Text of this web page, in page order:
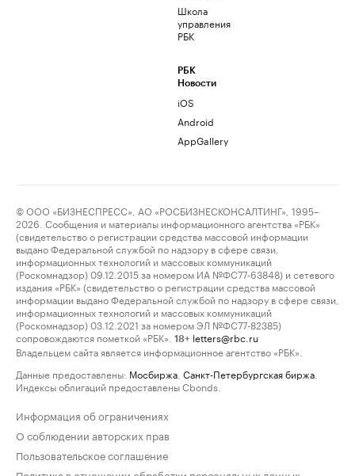
Школа
управления
РБК
РБК
Новости
iOS
Android
AppGallery
© ООО «БИЗНЕСПРЕСС», АО «РОСБИЗНЕСКОНСАЛТИНГ», 1995–
2026. Сообщения и материалы информационного агентства «РБК»
(свидетельство о регистрации средства массовой информации
выдано Федеральной службой по надзору в сфере связи,
информационных технологий и массовых коммуникаций
(Роскомнадзор) 09.12.2015 за номером ИА №ФС77-63848) и сетевого
издания «РБК» (свидетельство о регистрации средства массовой
информации выдано Федеральной службой по надзору в сфере связи,
информационных технологий и массовых коммуникаций
(Роскомнадзор) 03.12.2021 за номером ЭЛ №ФС77-82385)
сопровождаются пометкой «РБК».
18+ letters@rbc.ru
Владельцем сайта является информационное агентство «РБК».
Данные предоставлены: Мосбиржа Санкт-Петербургская биржа
Индексы облигаций предоставлены Cbonds.
Информация об ограничениях
О соблюдении авторских прав
Пользовательское соглашение